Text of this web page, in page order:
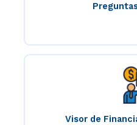
Visor de